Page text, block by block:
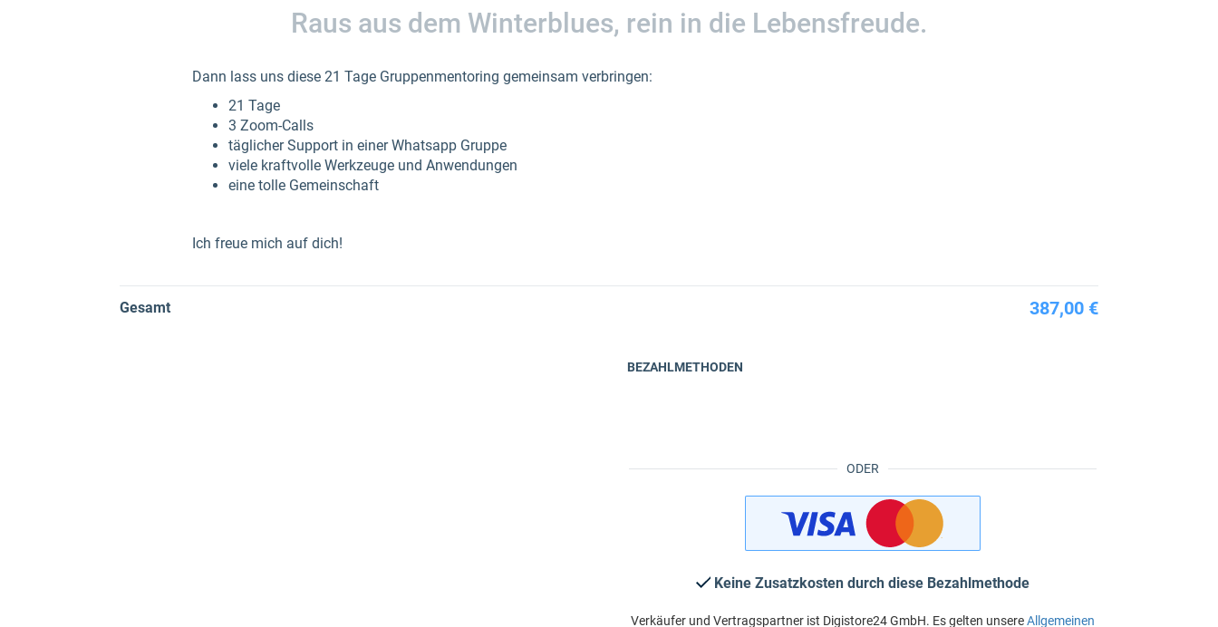
Raus aus dem Winterblues, rein in die Lebensfreude.
Dann lass uns diese 21 Tage Gruppenmentoring gemeinsam verbringen:
21 Tage
3 Zoom-Calls
täglicher Support in einer Whatsapp Gruppe
viele kraftvolle Werkzeuge und Anwendungen
eine tolle Gemeinschaft
Ich freue mich auf dich!
Gesamt 387,00 €
ODER
BEZAHLMETHODEN
Keine Zusatzkosten durch diese Bezahlmethode
Verkäufer und Vertragspartner ist Digistore24 GmbH. Es gelten unsereAllgemeinen